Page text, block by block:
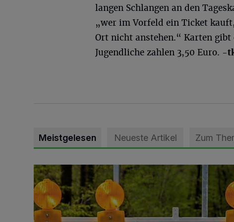
langen Schlangen an den
„wer im Vorfeld ein Ticket
Ort nicht anstehen.“ Karten
Jugendliche zahlen 3,50 Euro. -
Meistgelesen Neueste Artikel Zum
Vollsperrung der Talstraße in Grevenbroich-Kapellen